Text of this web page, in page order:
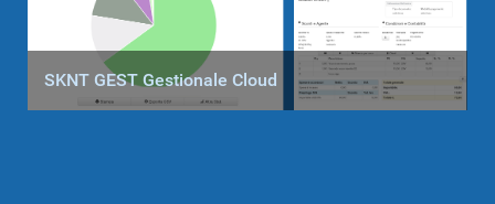
SKNT GEST Gestionale Cloud